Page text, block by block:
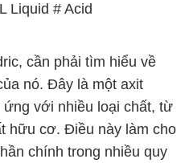
Liquid # Acid
cần phải tìm hiểu về
nó. Đây là một axit
ứng với nhiều loại chất, từ
hữu cơ. Điều này làm cho
chính trong nhiều quy